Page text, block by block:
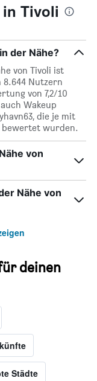
in Tivoli
der Nähe?
von Tivoli ist
8.644 Nutzern
von 7,2/10
Wakeup
die je mit
bewertet wurden.
von
Nähe von
deinen
Städte